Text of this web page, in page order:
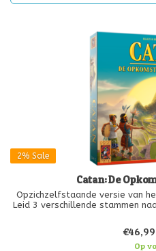
2% Sale
Catan: De
Opzichzelfstaande versie van
Leid 3 verschillende stammen
€46,99
Op